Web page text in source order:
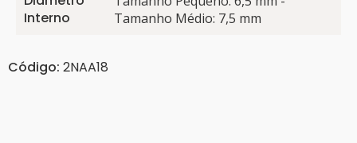
Interno
Tamanho Médio: 7,5 mm
Código: 2NAA18